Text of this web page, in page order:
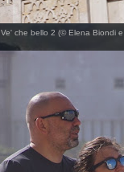
Ve' che bello 2 (© Elena Biondi e